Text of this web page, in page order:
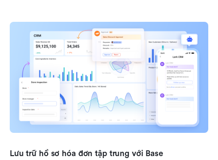
Lưu trữ hồ sơ hóa đơn tập trung với Base